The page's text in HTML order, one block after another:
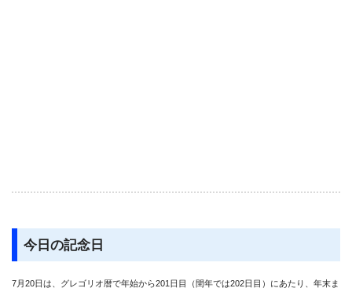
今日の記念日
7月20日は、グレゴリオ暦で年始から201日目（閏年では202日目）にあたり、年末ま